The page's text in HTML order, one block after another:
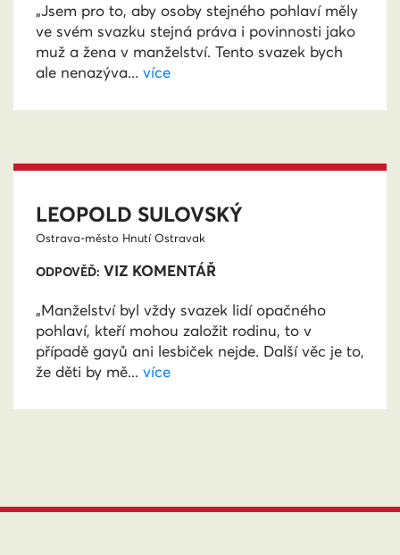
„Jsem pro to, aby osoby stejného pohlaví měly
ve svém svazku stejná práva i povinnosti jako
muž a žena v manželství. Tento svazek bych
ale nenazýva... více
LEOPOLD SULOVSKÝ
Ostrava-město Hnutí Ostravak
ODPOVĚĎ: VIZ KOMENTÁŘ
„Manželství byl vždy svazek lidí opačného
pohlaví, kteří mohou založit rodinu, to v
případě gayů ani lesbiček nejde. Další věc je to,
že děti by mě... více